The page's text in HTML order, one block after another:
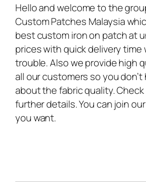
Hello and welcome to the
Custom Patches Malaysia
bestcustom iron on patchat
prices with quick delivery
trouble. Also we provide high
all our customers so you
about the fabric quality.
further details. You can join
you want.